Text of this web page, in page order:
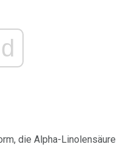
die Alpha-Linolensäure